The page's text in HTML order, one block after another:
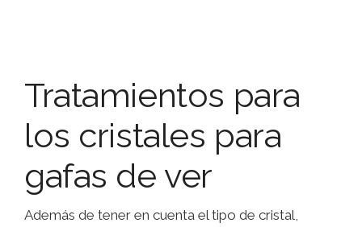
Tratamientos para
los cristales para
gafas de ver
Además de tener en cuenta el tipo de cristal,